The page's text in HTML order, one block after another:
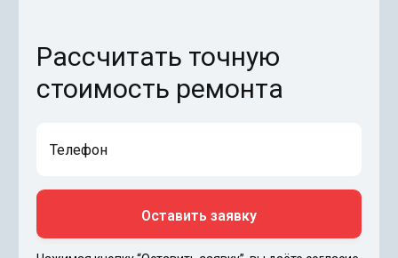
Рассчитать точную
стоимость ремонта